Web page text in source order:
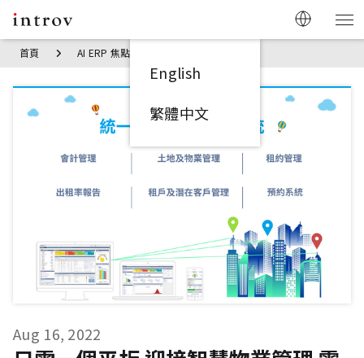
English
繁體中文
首頁 AI ERP 焦點見解
Aug 16, 2022